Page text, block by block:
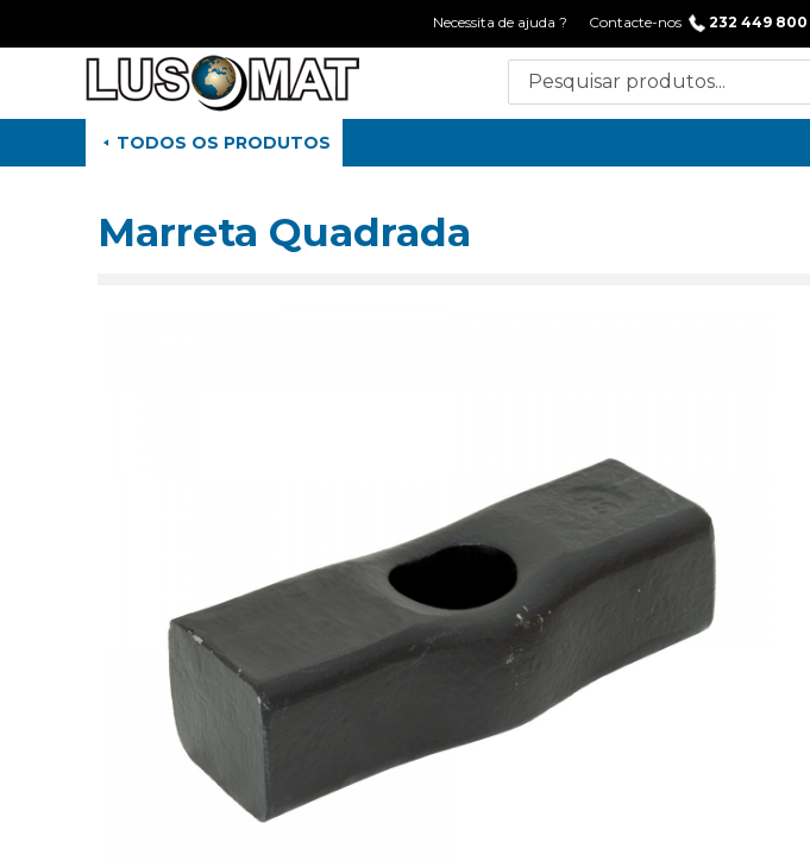
Necessita de ajuda ? Contacte-nos 232 449 800
TODOS OS PRODUTOS
Marreta Quadrada